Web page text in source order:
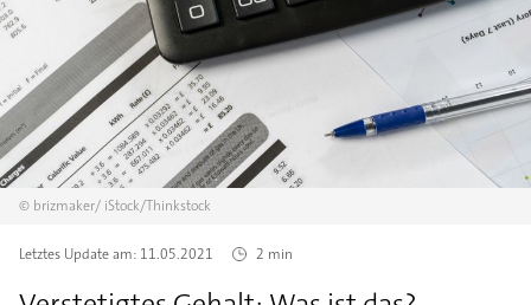
© brizmaker/ iStock/Thinkstock
Letztes Update am: 11.05.2021 2 min